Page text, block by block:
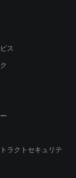
ス
ラクトセキュリテ